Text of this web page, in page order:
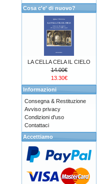
Cosa c'e' di nuovo?
LA CELLA CELA IL CIELO
14.00€
13.30€
Informazioni
Consegna & Restituzione
Avviso privacy
Condizioni d'uso
Contattaci
Accettiamo